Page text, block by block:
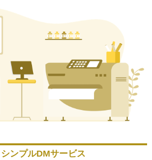
シンプルDMサービス